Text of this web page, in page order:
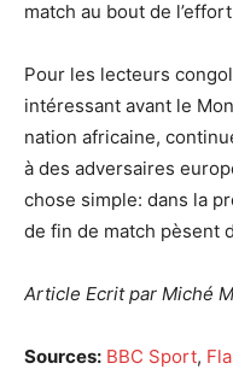
match au bout de
Pour les lecteurs
intéressant avant le
nation africaine,
à des adversaires
chose simple: dans la
de fin de match pèsent
Article Ecrit par Miché
Sources: BBC Sport,